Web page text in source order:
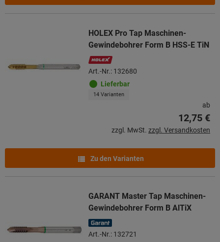
HOLEX Pro Tap Maschinen-
Gewindebohrer Form B HSS-E TiN
Art.-Nr.: 132680
Lieferbar
14 Varianten
ab
12,75 €
zzgl. MwSt. zzgl. Versandkosten
Zu den Varianten
GARANT Master Tap Maschinen-
Gewindebohrer Form B AlTiX
Art.-Nr.: 132721